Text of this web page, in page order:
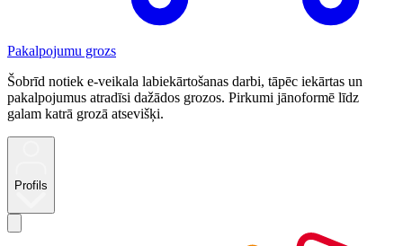
Pakalpojumu grozs
Šobrīd notiek e-veikala labiekārtošanas darbi, tāpēc iekārtas un
pakalpojumus atradīsi dažādos grozos. Pirkumi jānoformē līdz
galam katrā grozā atsevišķi.
Profils